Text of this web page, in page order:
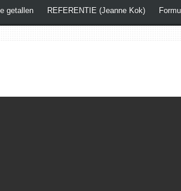
getallen REFERENTIE (Jeanne Kok)